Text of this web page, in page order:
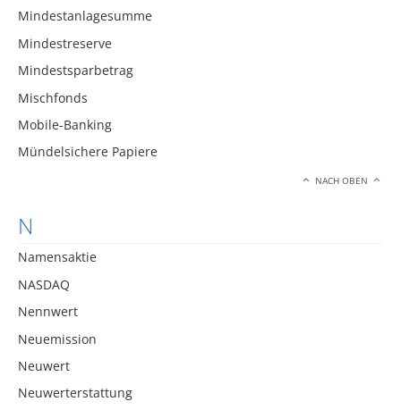
Mindestanlagesumme
Mindestreserve
Mindestsparbetrag
Mischfonds
Mobile-Banking
Mündelsichere Papiere
NACH OBEN
N
Namensaktie
NASDAQ
Nennwert
Neuemission
Neuwert
Neuwerterstattung